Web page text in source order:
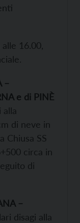
16.00,
–
e di PINÈ
di neve in
Chiusa SS
circa in
di
–
disagi alla